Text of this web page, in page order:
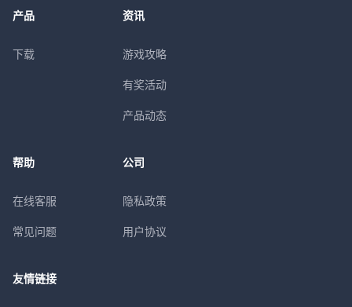
产品
下载
资讯
游戏攻略
有奖活动
产品动态
帮助
在线客服
常见问题
公司
隐私政策
用户协议
友情链接